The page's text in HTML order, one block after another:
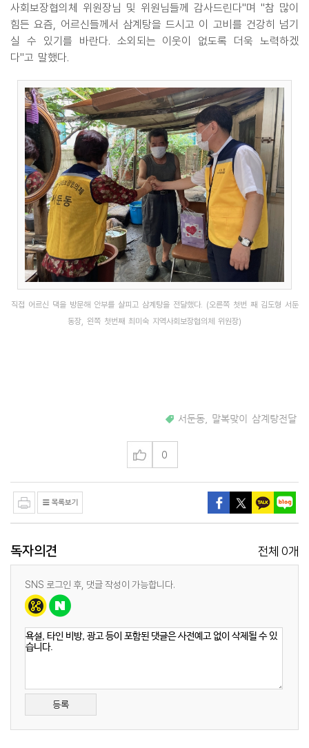
사회보장협의체 위원장님 및 위원님들께 감사드린다"며 "참 많이
힘든 요즘, 어르신들께서 삼계탕을 드시고 이 고비를 건강히 넘기
실 수 있기를 바란다. 소외되는 이웃이 없도록 더욱 노력하겠
다"고 말했다.
직접 어르신 댁을 방문해 안부를 살피고 삼계탕을 전달했다. (오른쪽 첫번 째 김도형 서둔
동장, 왼쪽 첫번째 최미숙 지역사회보장협의체 위원장)
서둔동 말복맞이 삼계탕전달
0
독자의견 전체 0개
SNS 로그인 후, 댓글 작성이 가능합니다.
등록